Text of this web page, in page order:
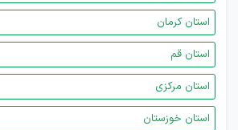
استان کرمان
استان قم
استان مرکزی
استان خوزستان